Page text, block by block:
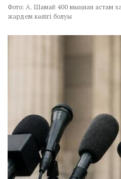
Фото: А. Шамай 400 мыңнан астам
жәрдем көлігі болуы